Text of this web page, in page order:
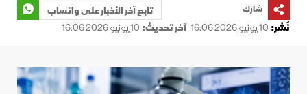
شارك
تابع آخر الأخبار على واتساب
نُشر: 10 يونيو 2026 16:06 آخر تحديث: 10 يونيو 2026 16:06